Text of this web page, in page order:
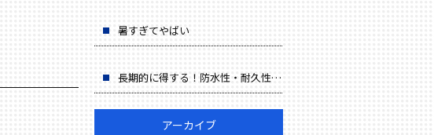
暑すぎてやばい
長期的に得する！防水性・耐久性・省エネでコスト削減
アーカイブ